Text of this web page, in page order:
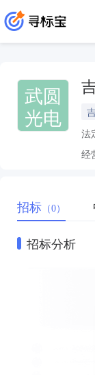
武圆
光电
法
经
招标 （0）
招标分析